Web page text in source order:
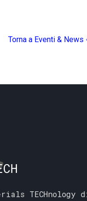
Torna a Eventi & News